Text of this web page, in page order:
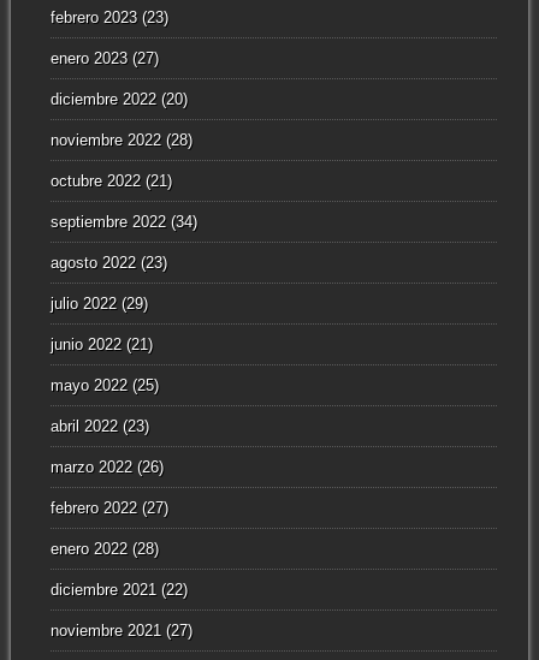
febrero 2023(23)
enero 2023(27)
diciembre 2022(20)
noviembre 2022(28)
octubre 2022(21)
septiembre 2022(34)
agosto 2022(23)
julio 2022(29)
junio 2022(21)
mayo 2022(25)
abril 2022(23)
marzo 2022(26)
febrero 2022(27)
enero 2022(28)
diciembre 2021 (22)
noviembre 2021 (27)